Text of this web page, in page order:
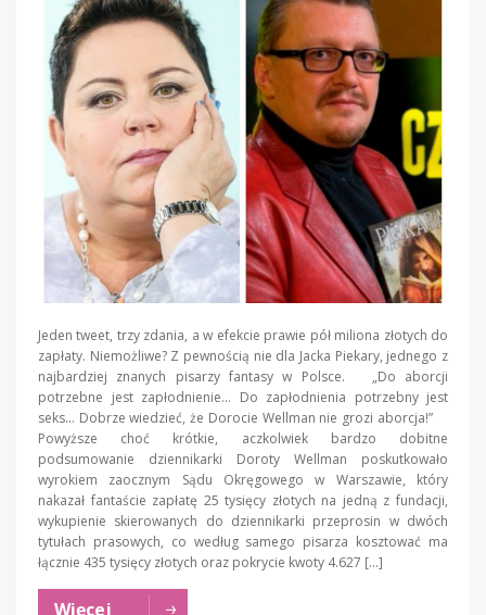
Jeden tweet, trzy zdania, a w efekcie prawie pół miliona złotych do
zapłaty. Niemożliwe? Z pewnością nie dla Jacka Piekary, jednego z
najbardziej znanych pisarzy fantasy w Polsce. „Do aborcji
potrzebne jest zapłodnienie… Do zapłodnienia potrzebny jest
seks… Dobrze wiedzieć, że Dorocie Wellman nie grozi aborcja!”
Powyższe choć krótkie, aczkolwiek bardzo dobitne
podsumowanie dziennikarki Doroty Wellman poskutkowało
wyrokiem zaocznym Sądu Okręgowego w Warszawie, który
nakazał fantaście zapłatę 25 tysięcy złotych na jedną z fundacji,
wykupienie skierowanych do dziennikarki przeprosin w dwóch
tytułach prasowych, co według samego pisarza kosztować ma
łącznie 435 tysięcy złotych oraz pokrycie kwoty 4.627 […]
Więcej